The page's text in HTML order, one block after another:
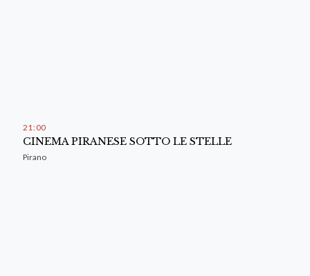
21 : 00
CINEMA PIRANESE SOTTO LE STELLE
Pirano